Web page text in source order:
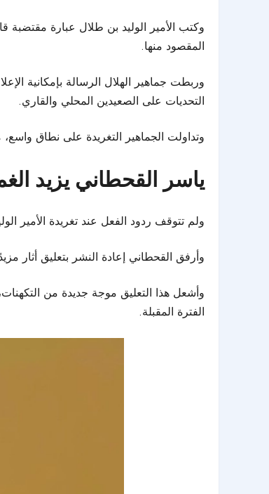
وكتب الأمير الوليد بن طلال عبارة مقتضبة
المقصود منها.
وربطت جماهير الهلال الرسالة بإمكانية
التحديات على الصعيدين المحلي والقاري.
وتداولت الجماهير التغريدة على نطاق
ياسر القحطاني يزيد
ولم تتوقف ردود الفعل عند تغريدة الأمير
وأرفق القحطاني إعادة النشر بتعليق أثار
وأشعل هذا التعليق موجة جديدة من
الفترة المقبلة.